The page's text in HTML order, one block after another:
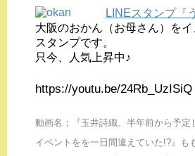
LINEスタンプ『
大阪のおかん（お母さん）を
スタンプです。
只今、人気上昇中♪
https://youtu.be/24Rb_UzISiQ
動画名；『玉井詩織、半年前から予定
イベントをを一日間違えていた!?』も